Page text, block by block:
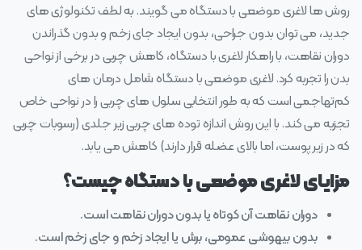
روش‌ ها لاغری موضعی با دستگاه می‌ گویند. به لطف تکنولوژی‌ های
جدید، می‌ توان بدون جراحی، بدون ایجاد جای زخم و بدون گذراندن
دوران نقاهت، با راهکار لاغری با دستگاه، کاهش چربی در برخی از نواحی
بدن را تجربه کرد. لاغری موضعی با دستگاه شامل درمان‌ های
کم‌تهاجمی است که به طور انتخابی سلول‌ های چربی را در نواحی خاص
تجزیه می‌ کند. با این روش اندازه توده‌ های چربی زیر جلدی (رسوبات چربی
که در زیر پوست، اما بالای عضله قرار دارند) کاهش می‌ یابد.
مزایای لاغری موضعی با دستگاه چیست؟
دوران نقاهت آن کوتاه یا بدون دوران نقاهت است.
بدون بیهوشی عمومی، برش یا ایجاد زخم و جای زخم است.